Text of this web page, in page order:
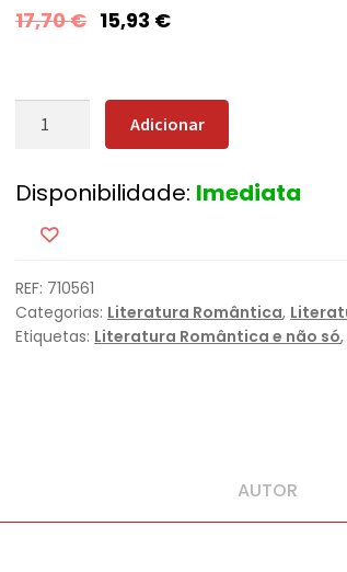
17,70€ 15,93 €
Quantidade
Despertar
Adicionar
Disponibilidade: Imediata
REF: 710561
Categorias: Literatura Romântica,
Etiquetas: Literatura Romântica e não só,
AUTOR